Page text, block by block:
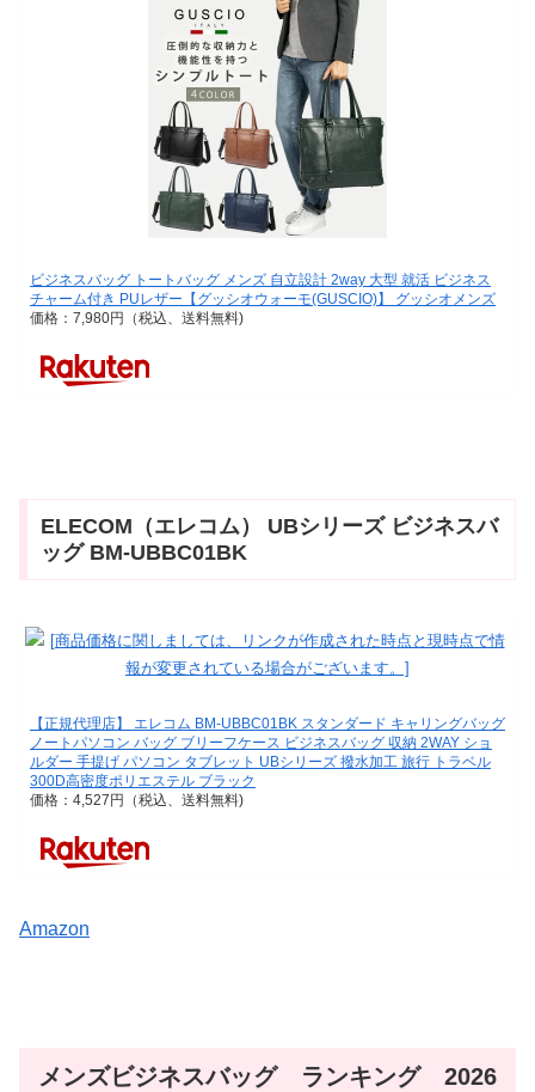
ビジネスバッグ トートバッグ メンズ 自立設計 2way 大型 就活 ビジネス
チャーム付き PUレザー【グッシオウォーモ(GUSCIO)】 グッシオメンズ
価格：7,980円（税込、送料無料)
ELECOM（エレコム） UBシリーズ ビジネスバ
ッグ BM-UBBC01BK
【正規代理店】 エレコム BM-UBBC01BK スタンダード キャリングバッグ
ノートパソコン バッグ ブリーフケース ビジネスバッグ 収納 2WAY ショ
ルダー 手提げ パソコン タブレット UBシリーズ 撥水加工 旅行 トラベル
300D高密度ポリエステル ブラック
価格：4,527円（税込、送料無料)
Amazon
メンズビジネスバッグ ランキング 2026